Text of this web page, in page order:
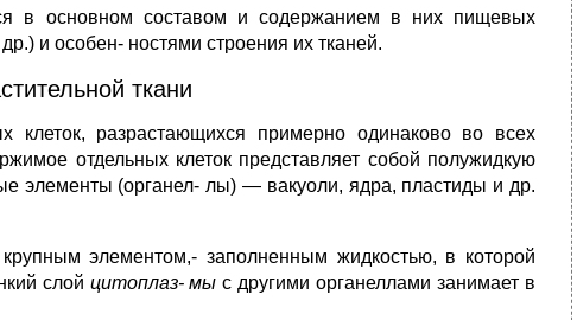
в основном составом и содержанием в них пищевых
и особен- ностями строения их тканей.
ткани
клеток, разрастающихся примерно одинаково во всех
отдельных клеток представляет собой полужидкую
элементы (органел- лы) — вакуоли, ядра, пластиды и др.
элементом,- заполненным жидкостью, в которой
слой цитоплаз-мы с другими органеллами занимает в